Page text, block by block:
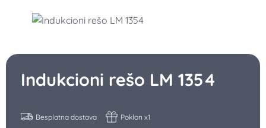
Indukcioni rešo LM 1354
Besplatna dostava
Poklon x1